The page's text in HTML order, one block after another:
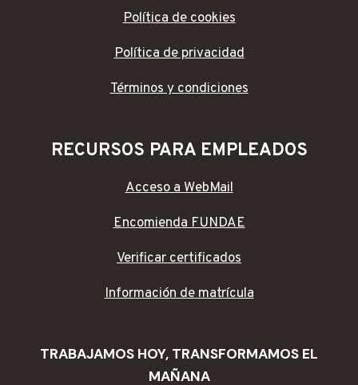
Política de cookies
Política de privacidad
Términos y condiciones
RECURSOS PARA EMPLEADOS
Acceso a WebMail
Encomienda FUNDAE
Verificar certificados
Información de matrícula
TRABAJAMOS HOY, TRANSFORMAMOS EL
MAÑANA